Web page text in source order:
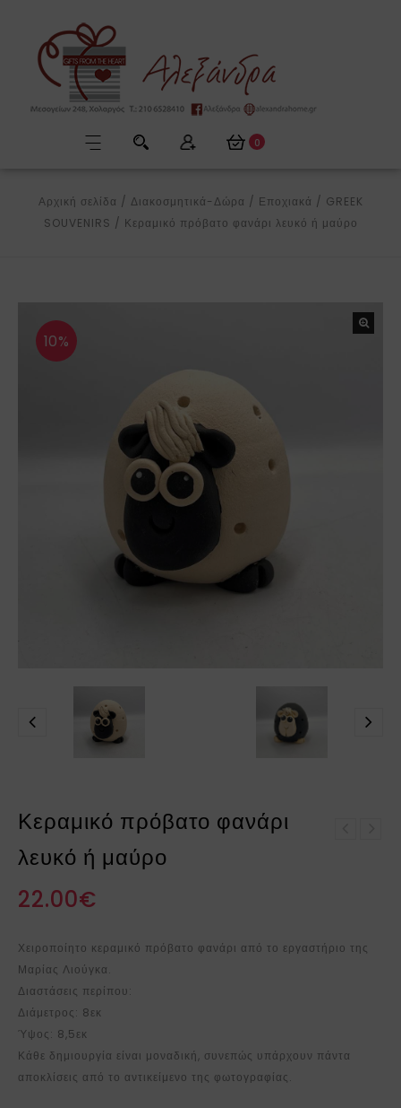
0
Αρχική σελίδα / Διακοσμητικά-Δώρα / Εποχιακά / GREEK
SOUVENIRS / Κεραμικό πρόβατο φανάρι λευκό ή μαύρο
10%
Κεραμικό πρόβατο φανάρι
λευκό ή μαύρο
22.00€
Χειροποίητο κεραμικό πρόβατο φανάρι από το εργαστήριο της
Μαρίας Λιούγκα.
Διαστάσεις περίπου:
Διάμετρος: 8εκ
Ύψος: 8,5εκ
Κάθε δημιουργία είναι μοναδική, συνεπώς υπάρχουν πάντα
αποκλίσεις από το αντικείμενο της φωτογραφίας.